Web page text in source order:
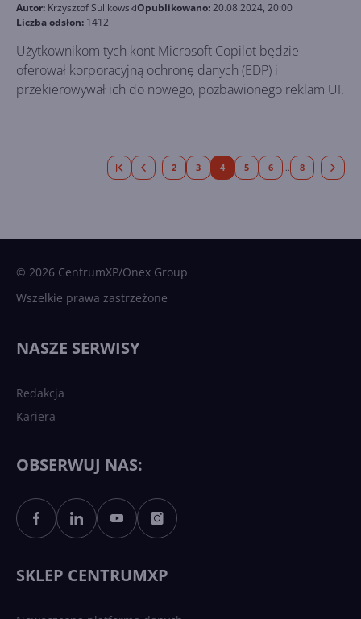
Autor: Krzysztof SulikowskiOpublikowano:20.08.2024, 20:00
Liczba odsłon: 1412
Użytkownikom tych kont Microsoft Copilot będzie
oferował korporacyjną ochronę danych (EDP) i
przekierowywał ich do nowego, pozbawionego reklam UI.
2 3 4 5 6 ... 8
© 2026 CentrumXP/Onex Group
Wszelkie prawa zastrzeżone
NASZE SERWISY
Redakcja
Kariera
OBSERWUJ NAS:
SKLEP CENTRUMXP